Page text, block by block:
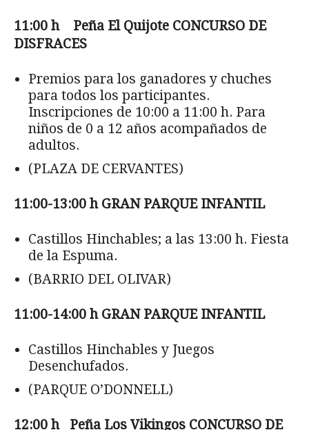
11:00 h Peña El Quijote CONCURSO DE
DISFRACES
Premios para los ganadores y chuches
para todos los participantes.
Inscripciones de 10:00 a 11:00 h. Para
niños de 0 a 12 años acompañados de
adultos.
(PLAZA DE CERVANTES)
11:00-13:00 h GRAN PARQUE INFANTIL
Castillos Hinchables; a las 13:00 h. Fiesta
de la Espuma.
(BARRIO DEL OLIVAR)
11:00-14:00 h GRAN PARQUE INFANTIL
Castillos Hinchables y Juegos
Desenchufados.
(PARQUE O’DONNELL)
12:00 h Peña Los Vikingos CONCURSO DE